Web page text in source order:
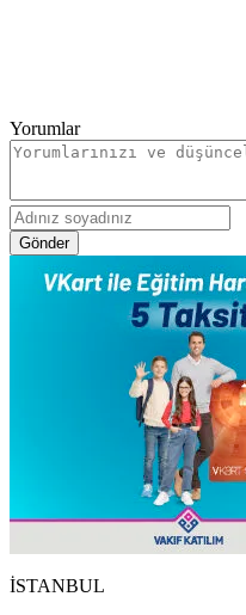
Yorumlar
Gönder
İSTANBUL